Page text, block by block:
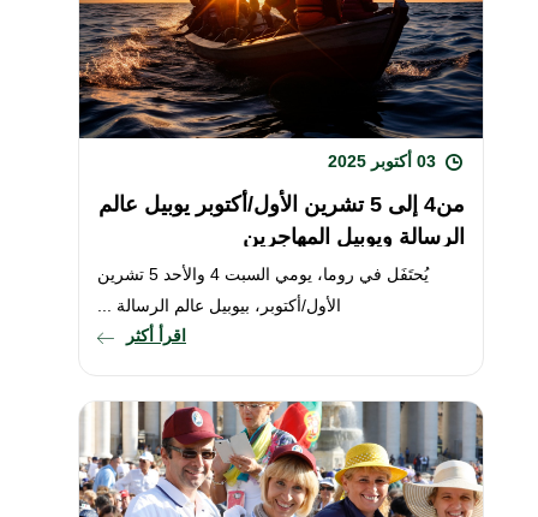
من4 إلى 5 تشرين الأول/أكتوبر يوبيل عالم
الرسالة ويوبيل المهاجرين
يُحتَفَل في روما، يومي السبت 4 والأحد 5 تشرين
الأول/أكتوبر، بيوبيل عالم الرسالة ...
اقرأ أكثر